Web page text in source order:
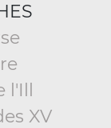
XV